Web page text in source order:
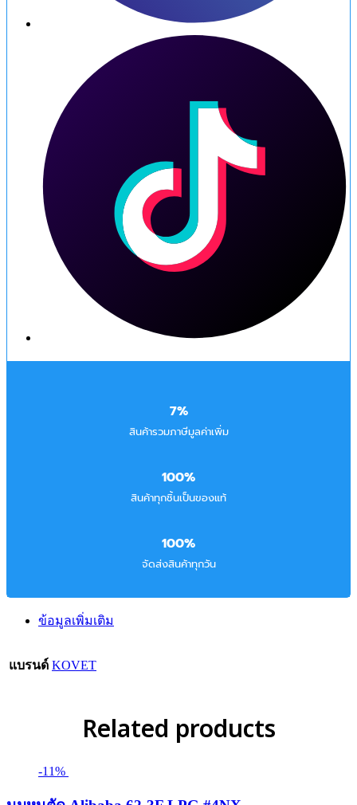
7%
สินค้ารวมภาษีมูลค่าเพิ่ม
100%
สินค้าทุกชิ้นเป็นของแท้
100%
จัดส่งสินค้าทุกวัน
ข้อมูลเพิ่มเติม
แบรนด์ KOVET
Related products
-11%